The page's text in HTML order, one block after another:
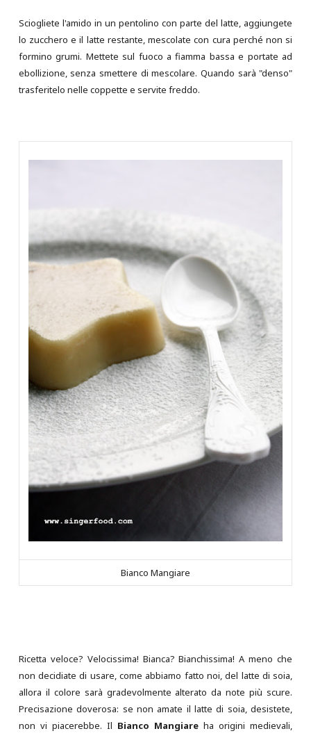
Sciogliete l'amido in un pentolino con parte del latte, aggiungete
lo zucchero e il latte restante, mescolate con cura perché non si
formino grumi. Mettete sul fuoco a fiamma bassa e portate ad
ebollizione, senza smettere di mescolare. Quando sarà "denso"
trasferitelo nelle coppette e servite freddo.
Bianco Mangiare
Ricetta veloce? Velocissima! Bianca? Bianchissima! A meno che
non decidiate di usare, come abbiamo fatto noi, del latte di soia,
allora il colore sarà gradevolmente alterato da note più scure.
Precisazione doverosa: se non amate il latte di soia, desistete,
non vi piacerebbe. Il Bianco Mangiareha origini medievali,